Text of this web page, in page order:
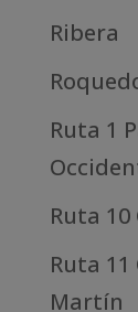
Ribera
Ruta 1
Ruta
Ruta
Martín